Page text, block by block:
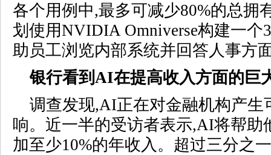
各个用例中,最多可减少80%的总拥
划使用NVIDIA Omniverse构建一个
助员工浏览内部系统并回答人事方
银行看到AI在提高收入方面的巨
调查发现,AI正在对金融机构产生
响。近一半的受访者表示,AI将帮助
加至少10%的年收入。超过三分之